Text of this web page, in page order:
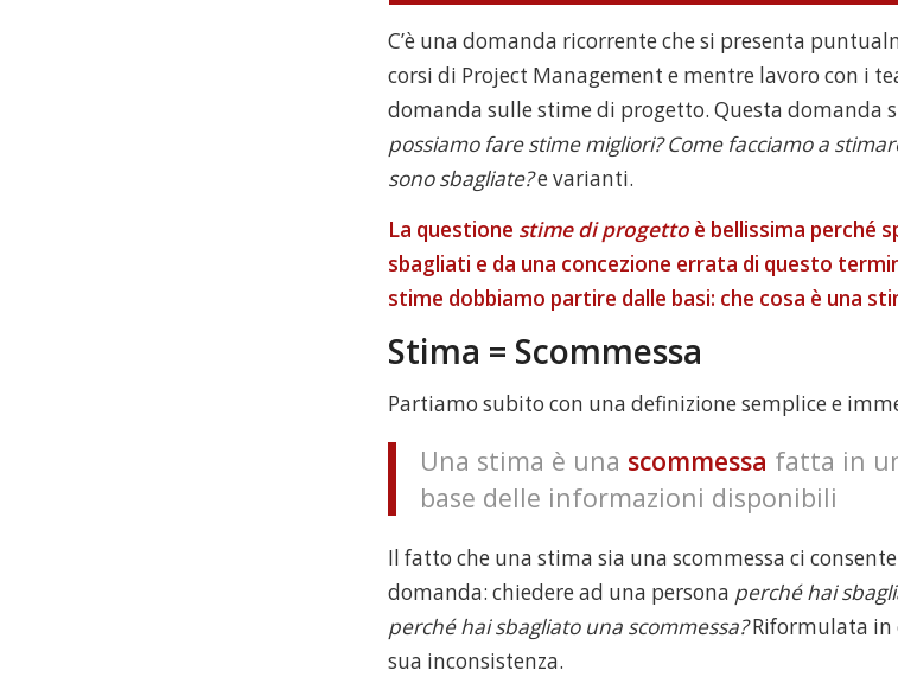
C’è una domanda ricorrente che si presenta
corsi di Project Management e mentre lavoro con i
domanda sulle stime di progetto. Questa domanda
possiamo fare stime migliori? Come facciamo a
sono sbagliate?e varianti.
La questione stime di progetto è bellissima perché
sbagliati e da una concezione errata di questo
stime dobbiamo partire dalle basi: che cosa è una
Stima = Scommessa
Partiamo subito con una definizione semplice e
Una stima è una scommessa fatta in
base delle informazioni disponibili
Il fatto che una stima sia una scommessa ci
domanda: chiedere ad una persona perché hai
perché hai sbagliato una scommessa?Riformulata in
sua inconsistenza.